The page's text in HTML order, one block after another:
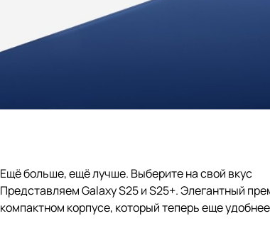
Ещё больше, ещё лучше. Выберите на свой вкус
Представляем Galaxy S25 и S25+. Элегантный
компактном корпусе, который теперь еще